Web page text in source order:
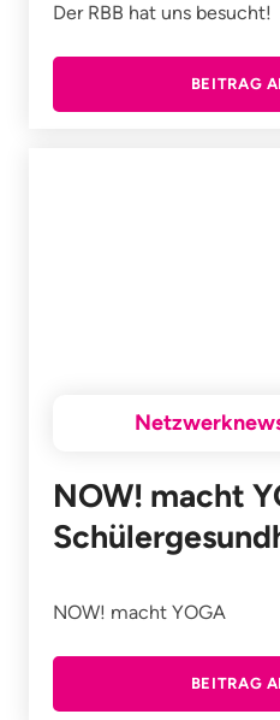
Der RBB hat uns besucht!
BEITRAG
NOW! macht
NOW! macht YOGA
BEITRAG